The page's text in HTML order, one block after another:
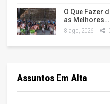
O Que Fazer
as Melhores…
8 ago, 2026
Assuntos Em Alta